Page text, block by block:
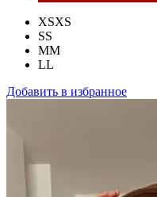
XSXS
SS
MM
LL
Добавить в избранное